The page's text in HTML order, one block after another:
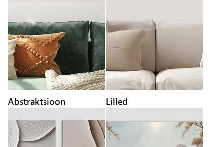
Abstraktsioon Lilled